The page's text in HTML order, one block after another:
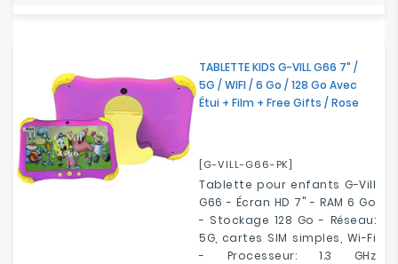
TABLETTE KIDS G-VILL G66 7" /
5G / WIFI / 6 Go / 128 Go Avec
Étui + Film + Free Gifts / Rose
[G-VILL-G66-PK]
Tablette pour enfants G-Vill
G66 - Écran HD 7" - RAM 6 Go
- Stockage 128 Go - Réseau:
5G, cartes SIM simples, Wi-Fi
- Processeur: 1.3 GHz